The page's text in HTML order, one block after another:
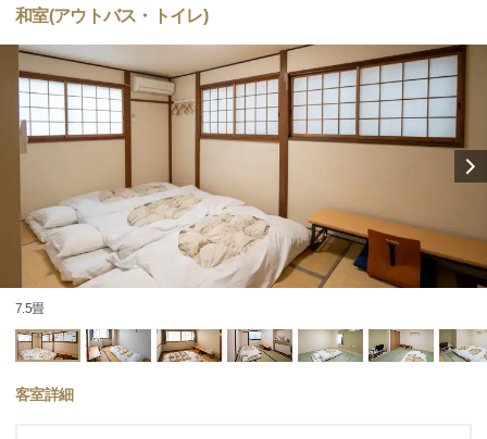
和室(アウトバス・トイレ)
7.5畳
客室詳細